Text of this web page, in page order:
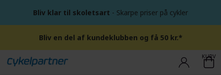
Bliv klar til skoletsart - Skarpe priser på cykler
Bliv en del af kundeklubben og få 50 kr.*
KURV